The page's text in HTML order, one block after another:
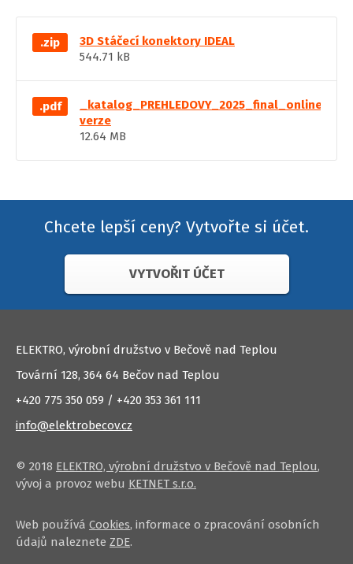
.zip
3D Stáčecí konektory IDEAL
544.71 kB
.pdf
_katalog_PREHLEDOVY_2025_final_online
verze
12.64 MB
Chcete lepší ceny? Vytvořte si účet.
VYTVOŘIT ÚČET
ELEKTRO, výrobní družstvo v Bečově nad Teplou
Tovární 128, 364 64 Bečov nad Teplou
+420 775 350 059 / +420 353 361 111
info@elektrobecov.cz
© 2018 ELEKTRO, výrobní družstvo v Bečově nad Teplou,
vývoj a provoz webu KETNET s.r.o.
Web používá Cookies, informace o zpracování osobních
údajů naleznete ZDE.